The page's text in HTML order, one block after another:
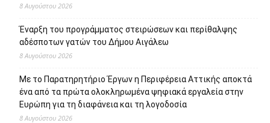
8 Αυγούστου 2026
Έναρξη του προγράμματος στειρώσεων και περίθαλψης
αδέσποτων γατών του Δήμου Αιγάλεω
8 Αυγούστου 2026
Με το Παρατηρητήριο Έργων η Περιφέρεια Αττικής αποκτά
ένα από τα πρώτα ολοκληρωμένα ψηφιακά εργαλεία στην
Ευρώπη για τη διαφάνεια και τη λογοδοσία
8 Αυγούστου 2026